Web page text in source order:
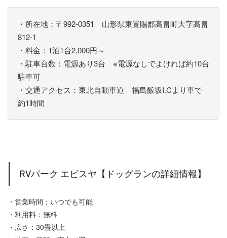
・所在地：〒992-0351 山形県東置賜郡高畠町大字高畠
812-1
・料金：1泊1台2,000円～
・駐車台数：電源あり3台 ※電源なしでよければ約10台
駐車可
・交通アクセス：東北自動車道 福島飯坂I.Cより車で
約1時間
RVパーク エビスヤ【ドッグランの詳細情報】
・営業時間：いつでも可能
・利用料：無料
・広さ：30畳以上